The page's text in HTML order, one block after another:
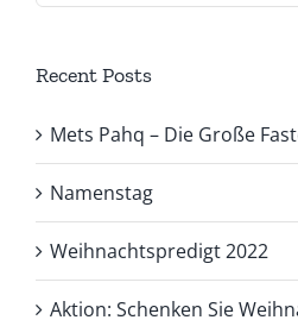
Recent Posts
Mets Pahq – Die Große
Namenstag
Weihnachtspredigt 2022
Aktion: Schenken Sie